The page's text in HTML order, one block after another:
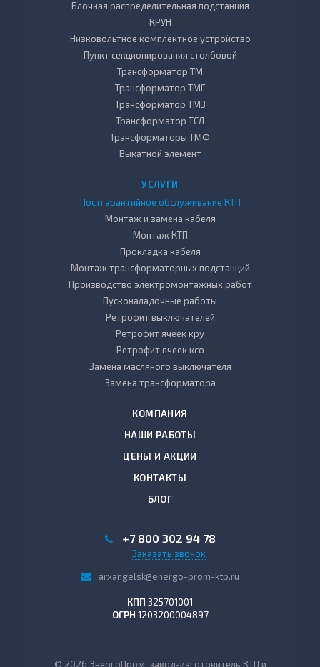
Блочная распределительная подстанция
КРУН
Низковольтное комплектное устройство
Пункт секционирования столбовой
Трансформатор ТМ
Трансформатор ТМГ
Трансформатор ТМЗ
Трансформатор ТСЛ
Трансформаторы ТМФ
Выкатной элемент
УСЛУГИ
Постгарантийное обслуживание КТП
Монтаж и замена кабеля
Монтаж КТП
Прокладка кабеля
Монтаж трансформаторных подстанций
Производство электромонтажных работ
Пусконаладочные работы
Ретрофит выключателей
Ретрофит ячеек кру
Ретрофит ячеек ксо
Замена масляного выключателя
Замена трансформатора
КОМПАНИЯ
НАШИ РАБОТЫ
ЦЕНЫ И АКЦИИ
КОНТАКТЫ
БЛОГ
+7 800 302 94 78
Заказать звонок
arxangelsk@energo-prom-ktp.ru
КПП 325701001
ОГРН 1203200004897
© 2026 ЭнергоПром: завод-изготовитель КТП и